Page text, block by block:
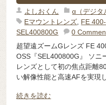
よしおくん α（デジタ
Eマウントレンズ FE
SEL400800G
0
超望遠ズームGレンズ FE
OSS『SEL400800G』 ソニ
レンズとして初の焦点距離
い解像性能と高速AFを実現
続きを読む